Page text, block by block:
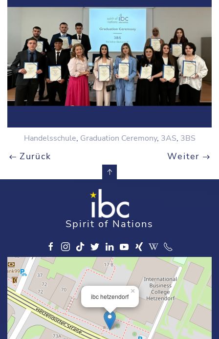
Handelsschule, Graduation Ceremony, 3AS, 3BS
Zurück Weiter
Spirit of Nations
ibc hetzendorf
×